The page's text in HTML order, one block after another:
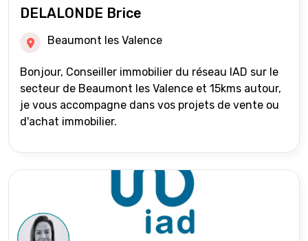
DELALONDE Brice
Beaumont les Valence
Bonjour, Conseiller immobilier du réseau IAD sur le
secteur de Beaumont les Valence et 15kms autour,
je vous accompagne dans vos projets de vente ou
d'achat immobilier.